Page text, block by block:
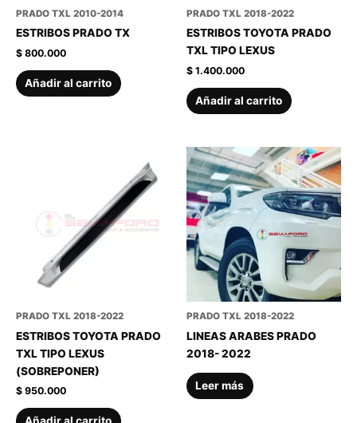
PRADO TXL 2010-2014
ESTRIBOS PRADO TX
$ 800.000
Añadir al carrito
PRADO TXL 2018-2022
ESTRIBOS TOYOTA PRADO
TXL TIPO LEXUS
$ 1.400.000
Añadir al carrito
PRADO TXL 2018-2022
ESTRIBOS TOYOTA PRADO
TXL TIPO LEXUS
(SOBREPONER)
$ 950.000
PRADO TXL 2018-2022
LINEAS ARABES PRADO
2018- 2022
Leer más